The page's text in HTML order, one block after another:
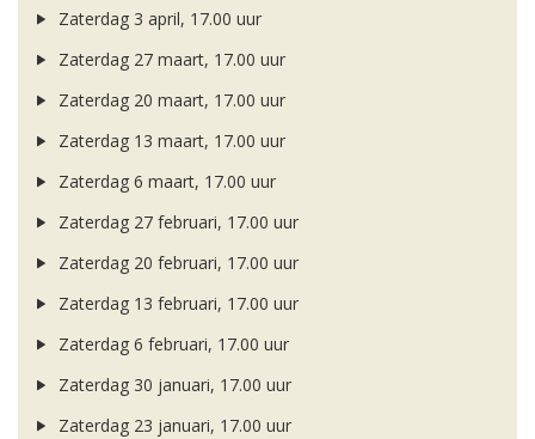
Zaterdag 3 april, 17.00 uur
Zaterdag 27 maart, 17.00 uur
Zaterdag 20 maart, 17.00 uur
Zaterdag 13 maart, 17.00 uur
Zaterdag 6 maart, 17.00 uur
Zaterdag 27 februari, 17.00 uur
Zaterdag 20 februari, 17.00 uur
Zaterdag 13 februari, 17.00 uur
Zaterdag 6 februari, 17.00 uur
Zaterdag 30 januari, 17.00 uur
Zaterdag 23 januari, 17.00 uur